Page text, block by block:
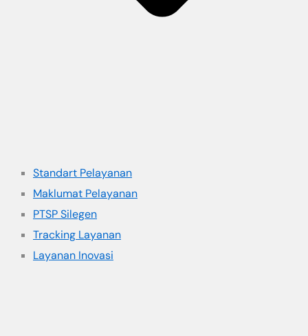
Standart Pelayanan
Maklumat Pelayanan
PTSP Silegen
Tracking Layanan
Layanan Inovasi